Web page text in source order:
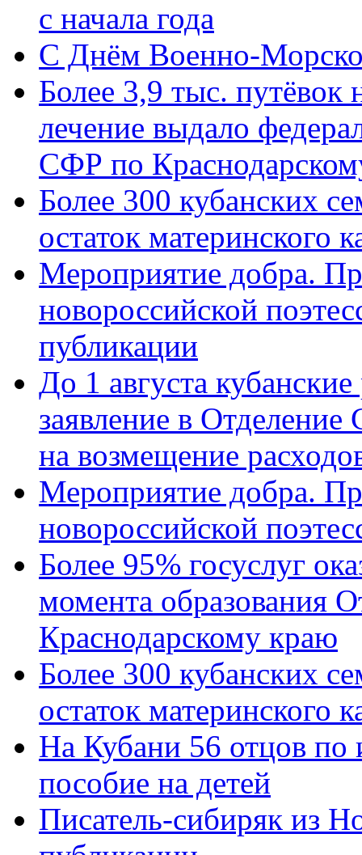
с начала года
C Днём Военно-
Более 3,9 тыс. путёвок
лечение выдало
СФР по
Более 300 кубанских
остаток материнского
Мероприятие добра.
новороссийской
публикации
До 1 августа
заявление в
на возмещение
Мероприятие добра.
новороссийской
Более 95% госуслуг
момента образования
Краснодарскому краю
Более 300 кубанских
остаток материнского
На Кубани 56 отцов по
пособие на детей
Писатель-сибиряк из